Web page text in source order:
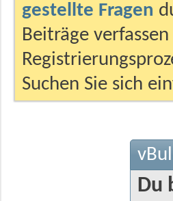
gestellte Fragen
Beiträge
Suchen Sie sich
Du